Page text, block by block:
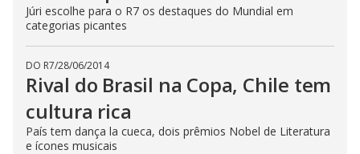
Júri escolhe para o R7 os destaques do Mundial em
categorias picantes
DO R7/28/06/2014
Rival do Brasil na Copa, Chile tem
cultura rica
País tem dança la cueca, dois prêmios Nobel de Literatura
e ícones musicais